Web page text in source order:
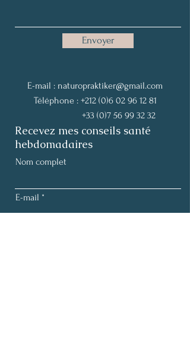
Envoyer
E-mail : naturopraktiker@gmail.com
Téléphone : +212 (0)6 02 96 12 81
+33 (0)7 56 99 32 32
Recevez mes conseils santé
hebdomadaires
Nom complet
E-mail